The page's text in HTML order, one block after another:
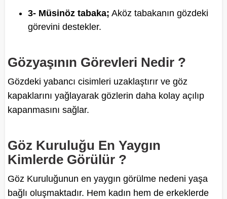
3- Müsinöz tabaka; Aköz tabakanın gözdeki
görevini destekler.
Gözyaşının Görevleri Nedir ?
Gözdeki yabancı cisimleri uzaklaştırır ve göz
kapaklarını yağlayarak gözlerin daha kolay açılıp
kapanmasını sağlar.
Göz Kuruluğu En Yaygın
Kimlerde Görülür ?
Göz Kuruluğunun en yaygın görülme nedeni yaşa
bağlı oluşmaktadır. Hem kadın hem de erkeklerde